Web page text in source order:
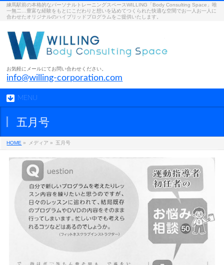
練馬駅前の本格的なパーソナルトレーニングスペースWILLING「Body Consulting Space」唯
一無二…豊富な経験をもとにこだわりと想いを込めてつくられた快適な空間でお一人お一人に
合わせたオリジナルのハイブリッドプログラムをご提供いたします。
お気軽にメールにてお問い合わせください。
info@willing-corporation.com
MENU
五月号
HOME » メディア » 五月号